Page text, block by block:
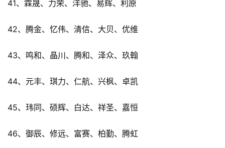
41、霖晟、力荣、洋驰、易辉、利原
42、腾金、忆伟、清信、大贝、优维
43、鸣和、晶川、腾和、泽众、玖翰
44、元丰、琪力、仁航、兴枫、卓凯
45、玮同、硕辉、白达、祥圣、嘉恒
46、御辰、修远、富赛、柏勤、腾虹